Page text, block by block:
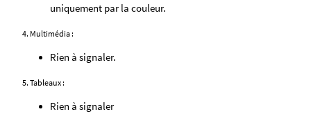
uniquement par la couleur.
4. Multimédia :
Rien à signaler.
5. Tableaux :
Rien à signaler